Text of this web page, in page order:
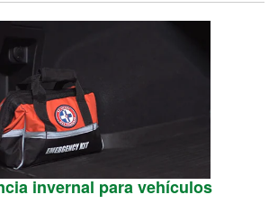
invernal para vehículos